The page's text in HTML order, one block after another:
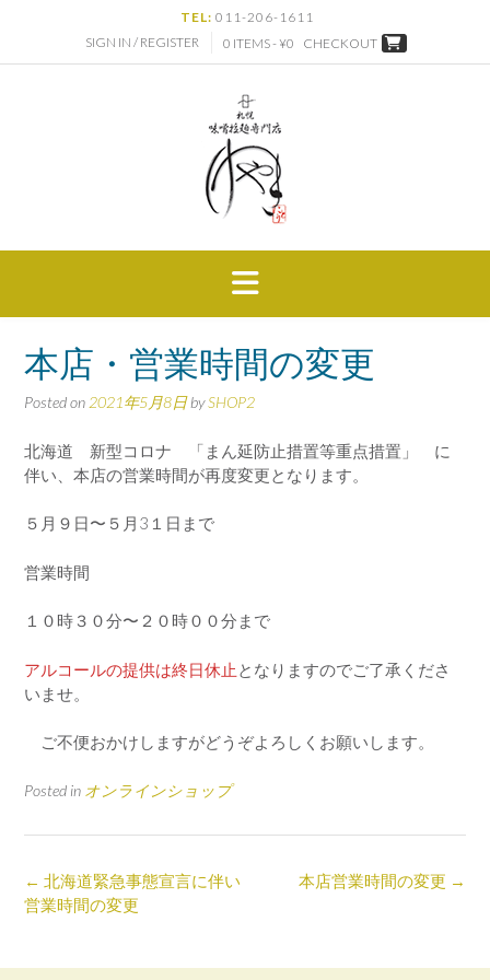
content
TEL: 011-206-1611
SIGN IN / REGISTER
0 ITEMS - ¥0 CHECKOUT
本店・営業時間の変更
Posted on 2021年5月8日bySHOP2
北海道 新型コロナ 「まん延防止措置等重点措置」 に
伴い、本店の営業時間が再度変更となります。
５月９日〜５月3１日まで
営業時間
１０時３０分〜２０時００分まで
アルコールの提供は終日休止 となりますのでご了承くださ
いませ。
ご不便おかけしますがどうぞよろしくお願いします。
Posted in オンラインショップ
Post
navigation
本店営業時間の変更 →
← 北海道緊急事態宣言に伴い
営業時間の変更